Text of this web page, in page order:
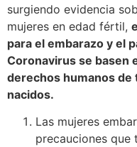
surgiendo evidencia
mujeres en edad fértil,
para el embarazo y el
Coronavirus se basen
derechos humanos de
nacidos.
Las mujeres
precauciones que